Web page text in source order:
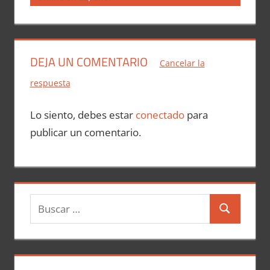
DEJA UN COMENTARIO
Cancelar la
respuesta
Lo siento, debes estar conectadopara
publicar un comentario.
u
s
c
s